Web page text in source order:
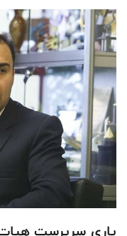
یاری سرپرست هیات